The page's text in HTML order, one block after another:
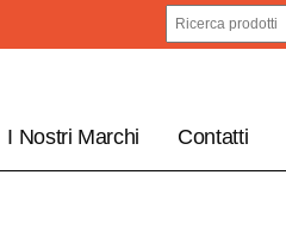
I Nostri Marchi Contatti